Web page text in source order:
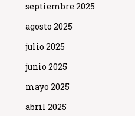
septiembre 2025
agosto 2025
julio 2025
junio 2025
mayo 2025
abril 2025